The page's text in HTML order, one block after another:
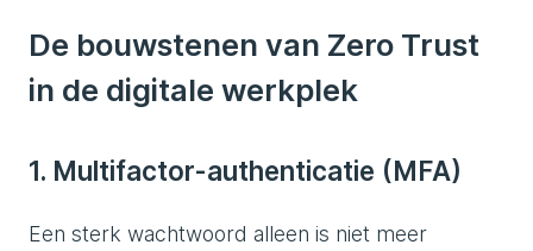
De bouwstenen van Zero Trust
in de digitale werkplek
1. Multifactor-authenticatie (MFA)
Een sterk wachtwoord alleen is niet meer